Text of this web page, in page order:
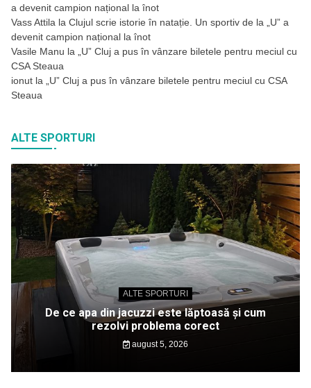
a devenit campion național la înot
Vass Attila la Clujul scrie istorie în natație. Un sportiv de la „U” a
devenit campion național la înot
Vasile Manu la „U” Cluj a pus în vânzare biletele pentru meciul cu
CSA Steaua
ionut la „U” Cluj a pus în vânzare biletele pentru meciul cu CSA
Steaua
ALTE SPORTURI
ALTE SPORTURI
De ce apa din jacuzzi este lăptoasă și cum
rezolvi problema corect
august 5, 2026